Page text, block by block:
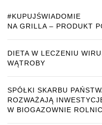
#KUPUJŚWIADOMIE
NA GRILLA – PRODUKT
DIETA W LECZENIU
WĄTROBY
SPÓŁKI SKARBU
ROZWAŻAJĄ
W BIOGAZOWNIE